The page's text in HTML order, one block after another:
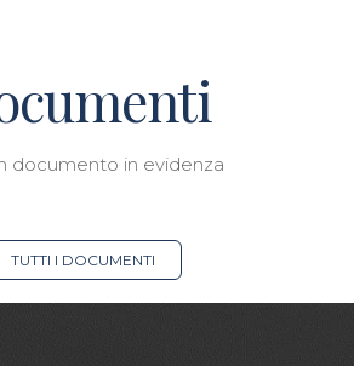
documento in evidenza
TUTTI I DOCUMENTI